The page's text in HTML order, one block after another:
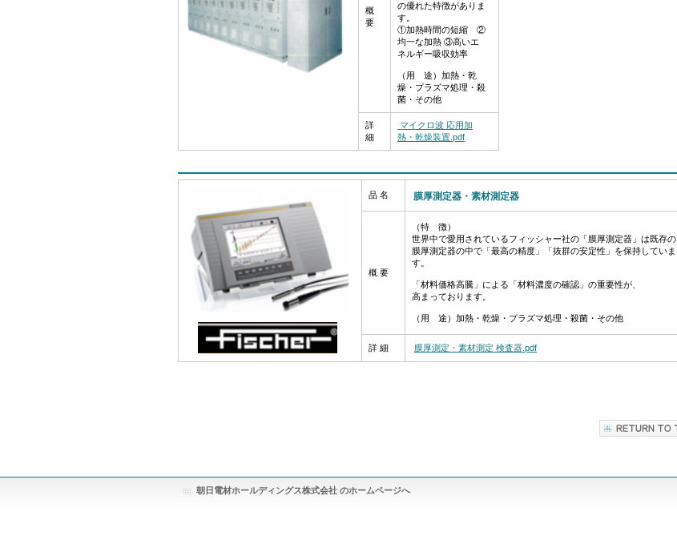
概
要
の優れた特徴がありま
す。
①加熱時間の短縮 ②
均一な加熱 ③高いエ
ネルギー吸収効率
（用 途）加熱・乾
燥・プラズマ処理・殺
菌・その他
詳
細
マイクロ波 応用加
熱・乾燥装置.pdf
品 名 膜厚測定器・素材測定器
概 要
（特 徴）
世界中で愛用されているフィッシャー社の「膜厚測定器」は既存の
膜厚測定器の中で「最高の精度」「抜群の安定性」を保持していま
す。
「材料価格高騰」による「材料濃度の確認」の重要性が、
高まっております。
（用 途）加熱・乾燥・プラズマ処理・殺菌・その他
詳 細 膜厚測定・素材測定 検査器.pdf
朝日電材ホールディングス株式会社 のホームページへ